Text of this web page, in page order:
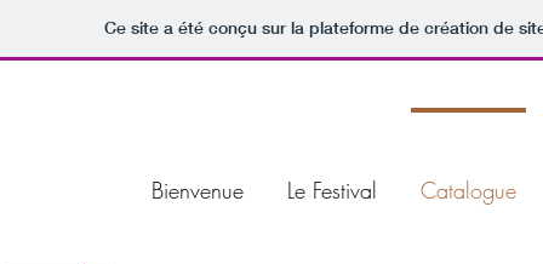
Ce site a été conçu sur la plateforme de création de
Bienvenue Le Festival Catalogue